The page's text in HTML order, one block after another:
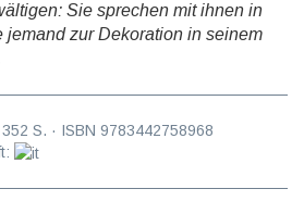
Sie sprechen mit ihnen in
jemand zur Dekoration in seinem
352 S. · ISBN 9783442758968